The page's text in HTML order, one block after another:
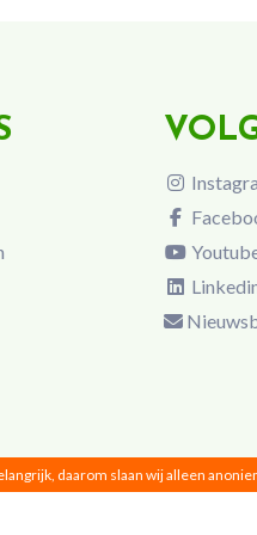
daarom slaan wij alleen